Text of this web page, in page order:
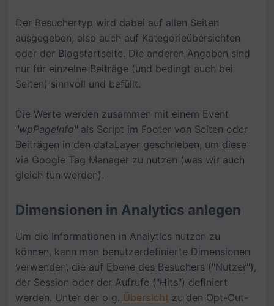
Der Besuchertyp wird dabei auf allen Seiten
ausgegeben, also auch auf Kategorieübersichten
oder der Blogstartseite. Die anderen Angaben sind
nur für einzelne Beiträge (und bedingt auch bei
Seiten) sinnvoll und befüllt.
Die Werte werden zusammen mit einem Event
"wpPageInfo" als Script im Footer von Seiten oder
Beiträgen in den dataLayer geschrieben, um diese
via Google Tag Manager zu nutzen (was wir auch
gleich tun werden).
Dimensionen in Analytics anlegen
Um die Informationen in Analytics nutzen zu
können, kann man benutzerdefinierte Dimensionen
verwenden, die auf Ebene des Besuchers ("Nutzer"),
der Session oder der Aufrufe ("Hits") definiert
werden. Unter der o g. Übersicht zu den Opt-Out-